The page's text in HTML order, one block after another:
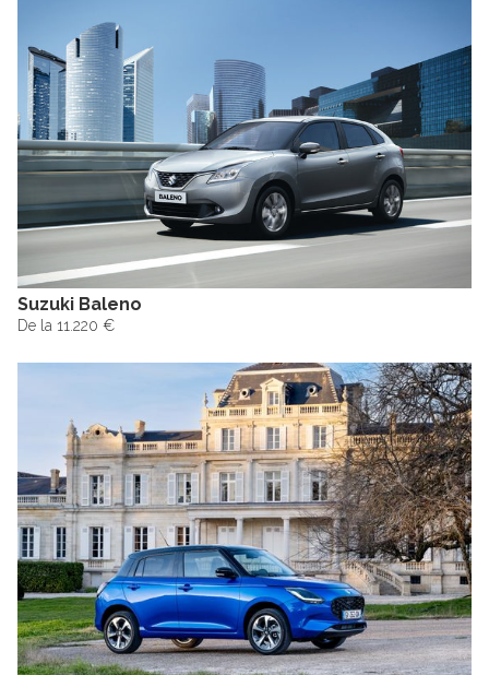
Suzuki Baleno
De la 11.220 €